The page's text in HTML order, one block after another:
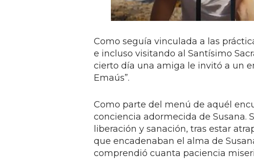
Como seguía vinculada a las
e incluso visitando al Santísimo
cierto día una amiga le invitó a un
Emaús”.
Como parte del menú de aquél
conciencia adormecida de Susana.
liberación y sanación, tras estar
que encadenaban el alma de
comprendió cuanta paciencia